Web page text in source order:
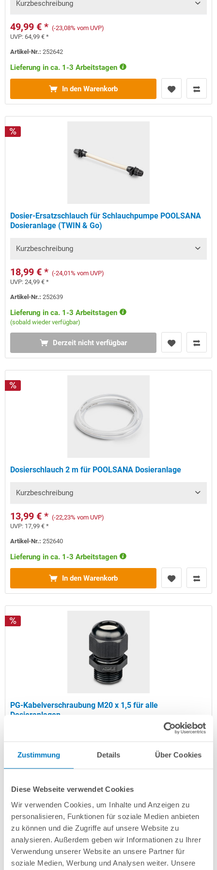
Zustimmung Details Über Cookies
Diese Webseite verwendet Cookies
Wir verwenden Cookies, um Inhalte und Anzeigen zu
personalisieren, Funktionen für soziale Medien anbieten
zu können und die Zugriffe auf unsere Website zu
analysieren. Außerdem geben wir Informationen zu Ihrer
Verwendung unserer Website an unsere Partner für
soziale Medien, Werbung und Analysen weiter. Unsere
Kurzbeschreibung
49,99 € * (-23,08% vom UVP)
UVP:64,99 € *
Artikel-Nr.:252642
Lieferung in ca. 1-3 Arbeitstagen
In den Warenkorb
Dosier-Ersatzschlauch für Schlauchpumpe POOLSANA
Dosieranlage (TWIN & Go)
Kurzbeschreibung
18,99 € * (-24,01% vom UVP)
UVP:24,99 € *
Artikel-Nr.:252639
Lieferung in ca. 1-3 Arbeitstagen
(sobald wieder verfügbar)
Derzeit nicht verfügbar
Dosierschlauch 2 m für POOLSANA Dosieranlage
Kurzbeschreibung
13,99 € * (-22,23% vom UVP)
UVP: 17,99 € *
Artikel-Nr.:252640
Lieferung in ca. 1-3 Arbeitstagen
In den Warenkorb
PG-Kabelverschraubung M20 x 1,5 für alle
Dosieranlagen
4,99 € *
UVP:6,99 € *
Artikel-Nr.:252641
Lieferung in ca. 1-3 Arbeitstagen
In den Warenkorb